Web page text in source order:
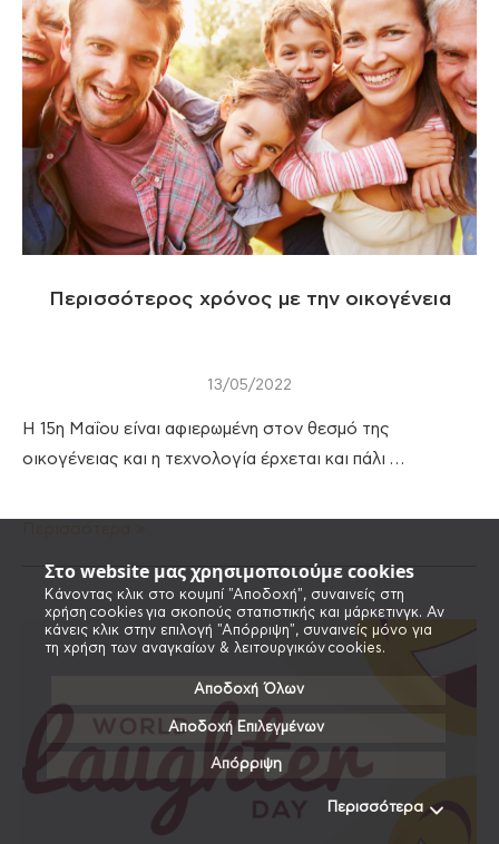
Στο website μας χρησιμοποιούμε cookies
Κάνοντας κλικ στο κουμπί "Αποδοχή", συναινείς στη
χρήση cookies για σκοπούς στατιστικής και μάρκετινγκ. Αν
κάνεις κλικ στην επιλογή "Απόρριψη", συναινείς μόνο για
τη χρήση των αναγκαίων & λειτουργικών cookies.
Αποδοχή Όλων
Αποδοχή Επιλεγμένων
Απόρριψη
Περισσότερα
Περισσότερος χρόνος με την οικογένεια
13/05/2022
Η 15η Μαΐου είναι αφιερωμένη στον θεσμό της
οικογένειας και η τεχνολογία έρχεται και πάλι …